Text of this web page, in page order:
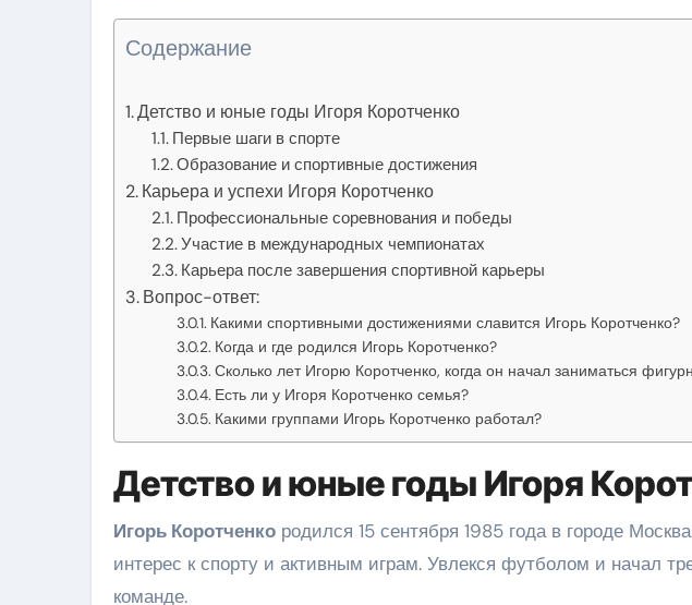
Содержание
Детство и юные годы Игоря Коротченко
Первые шаги в спорте
Образование и спортивные достижения
Карьера и успехи Игоря Коротченко
Профессиональные соревнования и победы
Участие в международных чемпионатах
Карьера после завершения спортивной карьеры
Вопрос-ответ:
Какими спортивными достижениями славится Игорь Коротченко?
Когда и где родился Игорь Коротченко?
Сколько лет Игорю Коротченко, когда он начал заниматься
Есть ли у Игоря Коротченко семья?
Какими группами Игорь Коротченко работал?
Детство и юные годы Игоря
Игорь Коротченко родился 15 сентября 1985 года в городе
интерес к спорту и активным играм. Увлекся футболом и начал
команде.